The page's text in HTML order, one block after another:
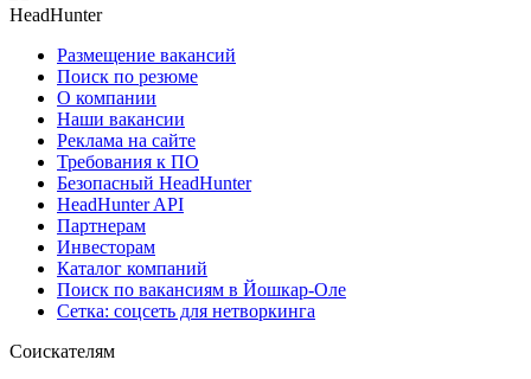
HeadHunter
Размещение вакансий
Поиск по резюме
О компании
Наши вакансии
Реклама на сайте
Требования к ПО
Безопасный HeadHunter
HeadHunter API
Партнерам
Инвесторам
Каталог компаний
Поиск по вакансиям в Йошкар-Оле
Сетка: соцсеть для нетворкинга
Соискателям